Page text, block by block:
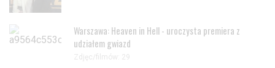
Warszawa: Heaven in Hell - uroczysta premiera z
udziałem gwiazd
Zdjęc/filmów: 29